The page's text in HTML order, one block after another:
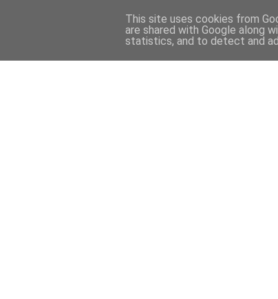
This site uses cookies from
are shared with Google along
statistics, and to detect and